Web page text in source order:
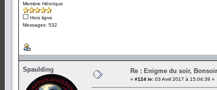
Membre Héroïque
Hors ligne
Messages: 532
Spaulding Re : Enigme du soir,
« #124 le: 03 Avril 2017 à 15:04:39 »